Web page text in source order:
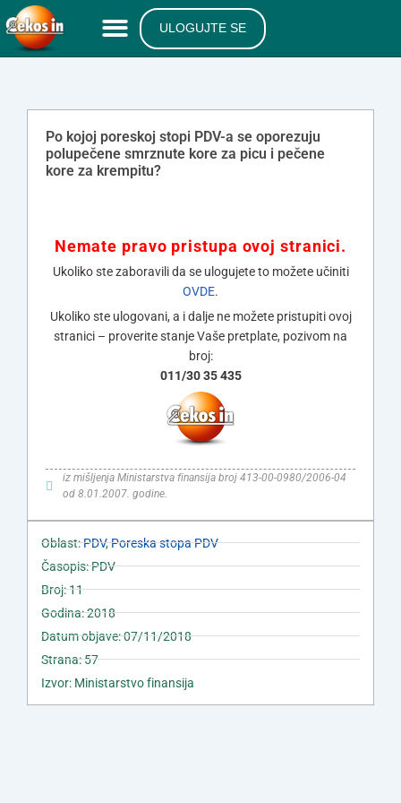
ULOGUJTE SE
Po kojoj poreskoj stopi PDV-a se oporezuju
polupečene smrznute kore za picu i pečene
kore za krempitu?
Nemate pravo pristupa ovoj stranici.
Ukoliko ste zaboravili da se ulogujete to možete učiniti
OVDE.
Ukoliko ste ulogovani, a i dalje ne možete pristupiti ovoj
stranici – proverite stanje Vaše pretplate, pozivom na
broj:
011/30 35 435
iz mišljenja Ministarstva finansija broj 413-00-0980/2006-04
od 8.01.2007. godine.
Oblast:PDV,Poreska stopa PDV
Časopis: PDV
Broj: 11
Godina: 2018
Datum objave: 07/11/2018
Strana: 57
Izvor: Ministarstvo finansija